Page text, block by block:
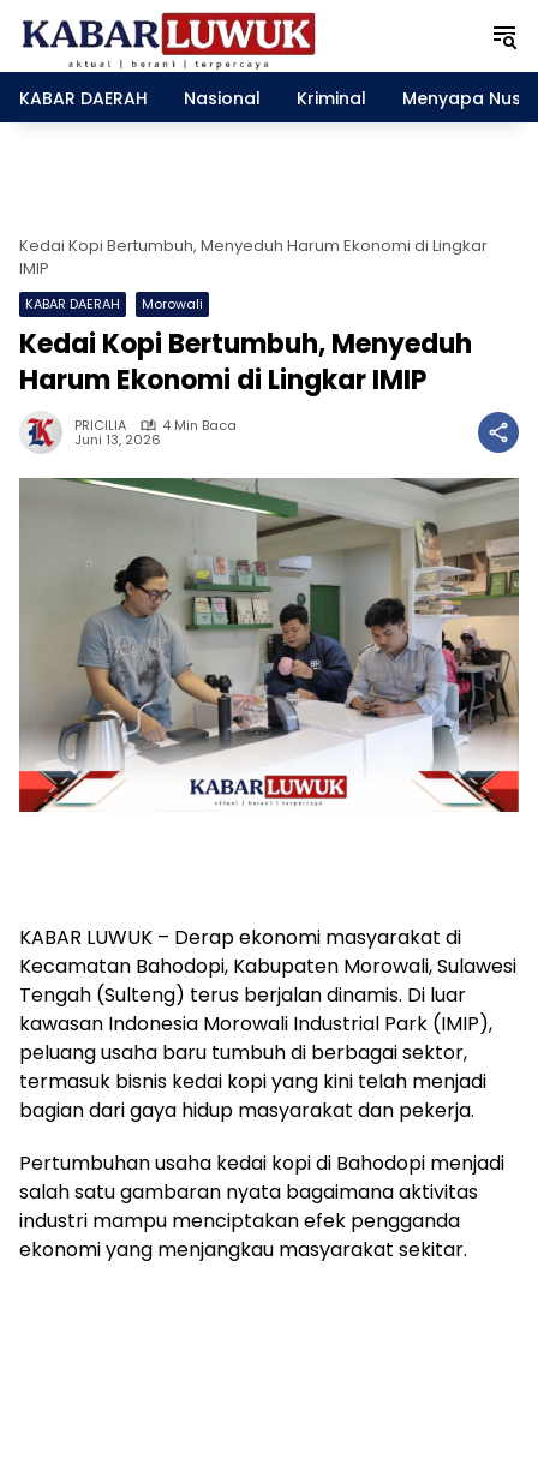
KABAR DAERAH Nasional Kriminal Menyapa
Kedai Kopi Bertumbuh, Menyeduh Harum Ekonomi di Lingkar
IMIP
KABAR DAERAH Morowali
Kedai Kopi Bertumbuh, Menyeduh
Harum Ekonomi di Lingkar IMIP
PRICILIA 4 Min Baca
Juni 13, 2026
KABAR LUWUK – Derap ekonomi masyarakat di
Kecamatan Bahodopi, Kabupaten Morowali, Sulawesi
Tengah (Sulteng) terus berjalan dinamis. Di luar
kawasan Indonesia Morowali Industrial Park (IMIP),
peluang usaha baru tumbuh di berbagai sektor,
termasuk bisnis kedai kopi yang kini telah menjadi
bagian dari gaya hidup masyarakat dan pekerja.
Pertumbuhan usaha kedai kopi di Bahodopi menjadi
salah satu gambaran nyata bagaimana aktivitas
industri mampu menciptakan efek pengganda
ekonomi yang menjangkau masyarakat sekitar.